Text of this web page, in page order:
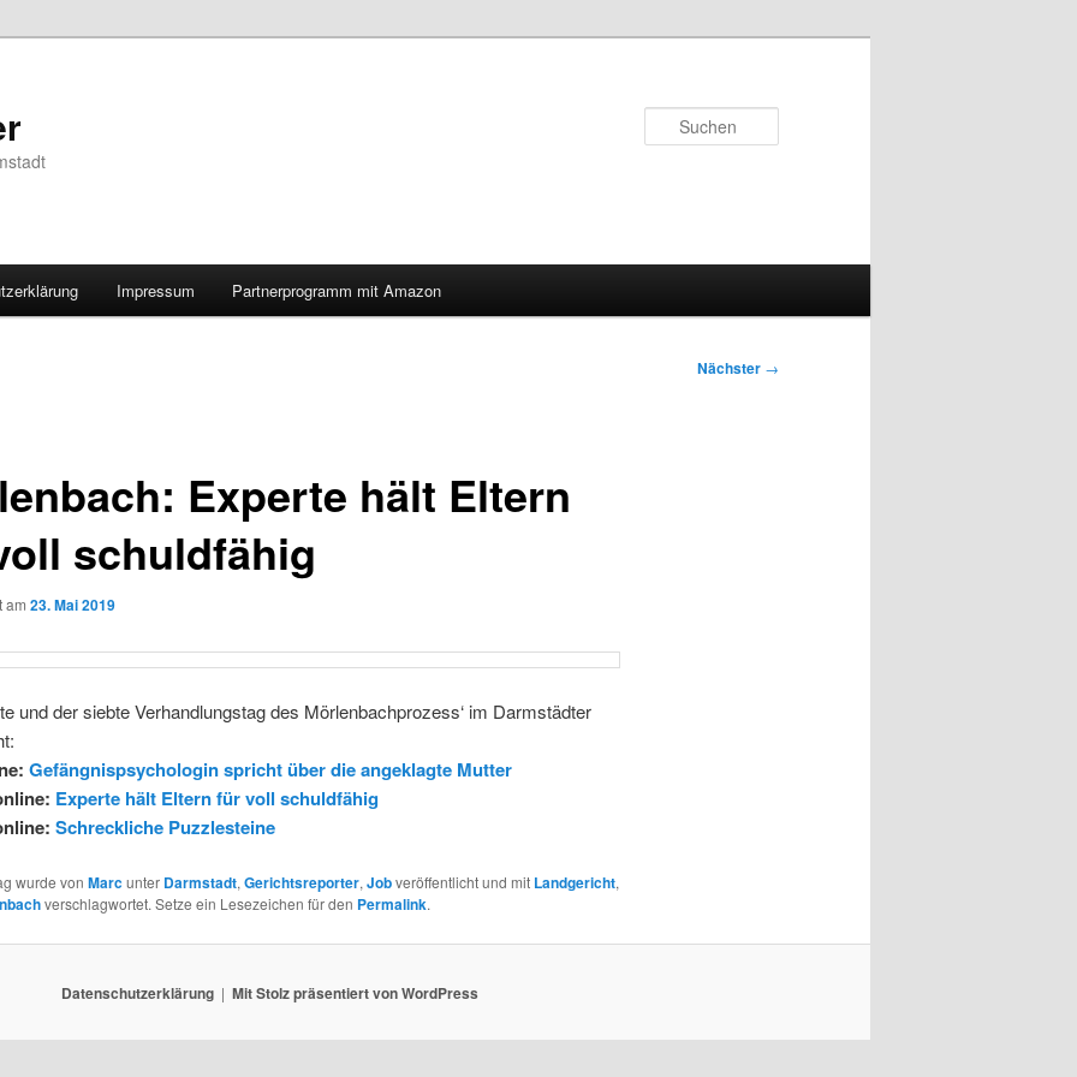
Impressum Partnerprogramm mit Amazon
Nächster →
Experte hält Eltern
schuldfähig
am 23. Mai 2019
und der siebte Verhandlungstag des Mörlenbachprozess‘ im Darmstädter
Gefängnispsychologin spricht über die angeklagte Mutter
Experte hält Eltern für voll schuldfähig
Schreckliche Puzzlesteine
wurde von Marcunter Darmstadt, Gerichtsreporter, Jobveröffentlicht und mit Landgericht,
verschlagwortet. Setze ein Lesezeichen für den Permalink.
Datenschutzerklärung Mit Stolz präsentiert von WordPress